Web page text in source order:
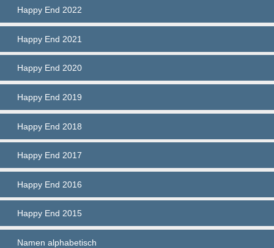
Happy End 2022
Happy End 2021
Happy End 2020
Happy End 2019
Happy End 2018
Happy End 2017
Happy End 2016
Happy End 2015
Namen alphabetisch